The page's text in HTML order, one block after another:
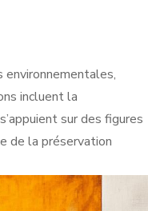
incluent la
sur des figures
de la préservation